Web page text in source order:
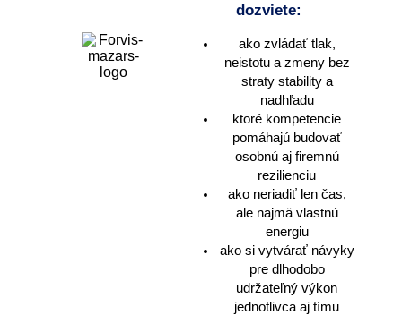
dozviete:
ako zvládať tlak,
neistotu a zmeny bez
straty stability a
nadhľadu
ktoré kompetencie
pomáhajú budovať
osobnú aj firemnú
rezilienciu
ako neriadiť len čas,
ale najmä vlastnú
energiu
ako si vytvárať návyky
pre dlhodobo
udržateľný výkon
jednotlivca aj tímu